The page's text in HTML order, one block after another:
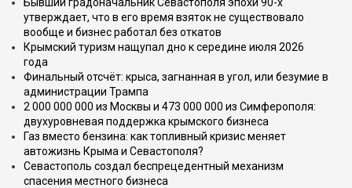
утверждает, что в его время взяток не существовало
вообще и бизнес работал без откатов
Крымский туризм нащупал дно к середине июля 2026
года
Финальный отсчёт: крыса, загнанная в угол, или безумие в
администрации Трампа
2 000 000 000 из Москвы и 473 000 000 из Симферополя:
двухуровневая поддержка крымского бизнеса
Газ вместо бензина: как топливный кризис меняет
автожизнь Крыма и Севастополя?
Севастополь создал беспрецедентный механизм
спасения местного бизнеса